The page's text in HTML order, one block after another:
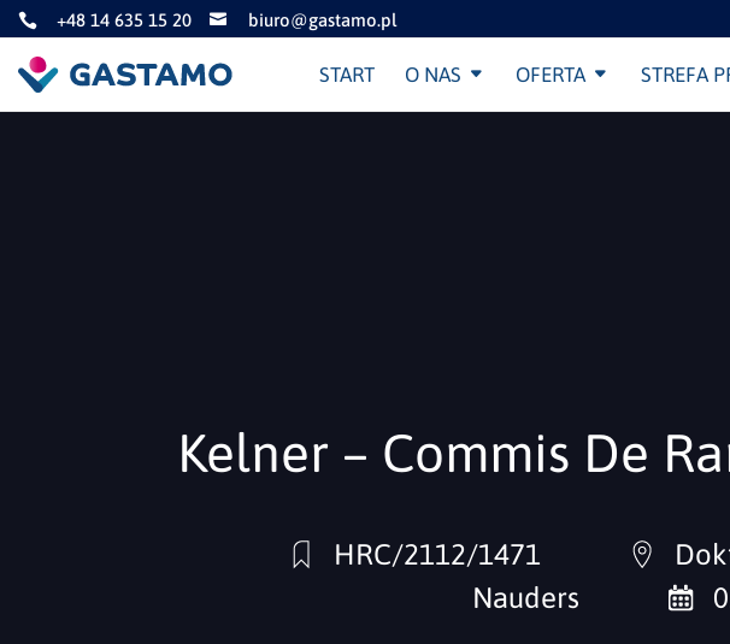
 +48 14 635 15 20  biuro@gastamo.pl
START O NAS OFERTA STREFA
Kelner – Commis De
HRC/2112/1471
Nauders